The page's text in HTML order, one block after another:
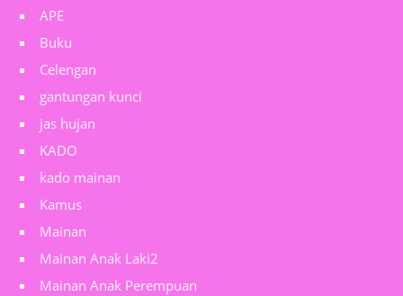
APE
Buku
Celengan
gantungan kunci
jas hujan
KADO
kado mainan
Kamus
Mainan
Mainan Anak Laki2
Mainan Anak Perempuan